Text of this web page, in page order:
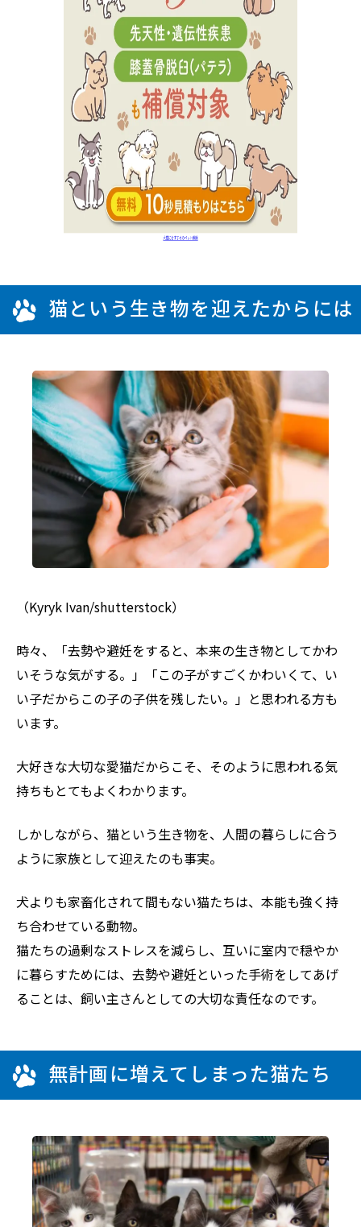
猫という生き物を迎えたからには
（Kyryk Ivan/shutterstock）
時々、「去勢や避妊をすると、本来の生き物としてかわ
いそうな気がする。」「この子がすごくかわいくて、い
い子だからこの子の子供を残したい。」と思われる方も
います。
大好きな大切な愛猫だからこそ、そのように思われる気
持ちもとてもよくわかります。
しかしながら、猫という生き物を、人間の暮らしに合う
ように家族として迎えたのも事実。
犬よりも家畜化されて間もない猫たちは、本能も強く持
ち合わせている動物。
猫たちの過剰なストレスを減らし、互いに室内で穏やか
に暮らすためには、去勢や避妊といった手術をしてあげ
ることは、飼い主さんとしての大切な責任なのです。
無計画に増えてしまった猫たち